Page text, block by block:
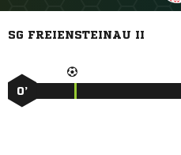
SG FREIENSTEINAU II
0’